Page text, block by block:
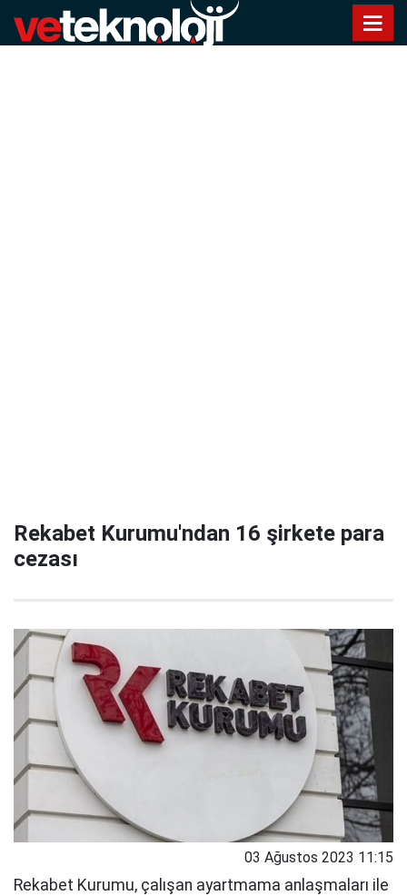
Rekabet Kurumu'ndan 16 şirkete para
cezası
03 Ağustos 2023 11:15
Rekabet Kurumu, çalışan ayartmama anlaşmaları ile